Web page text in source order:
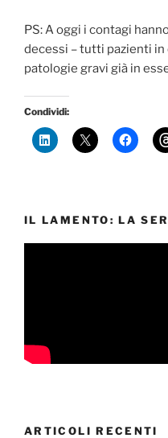
PS: A oggi i contagi
decessi – tutti pazienti in
patologie gravi già in
Condividi:
IL LAMENTO: LA
ARTICOLI RECENTI